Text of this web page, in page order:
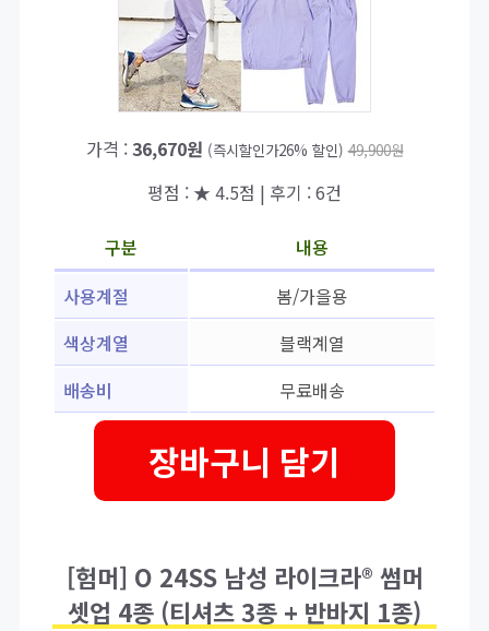
가격 :36,670원 (즉시할인가26% 할인) 49,900원
평점 : ★ 4.5점 | 후기 : 6건
구분
내용
사용계절
봄/가을용
색상계열
블랙계열
배송비
무료배송
장바구니 담기
[험머] O 24SS 남성 라이크라® 썸머
셋업 4종 (티셔츠 3종 + 반바지 1종)